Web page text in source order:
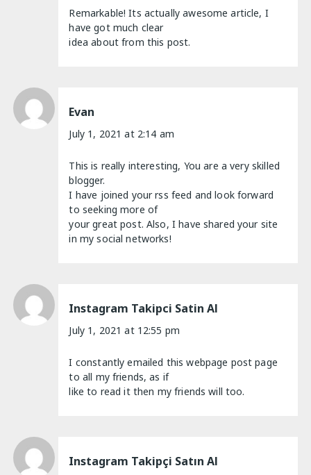
Remarkable! Its actually awesome article, I
have got much clear
idea about from this post.
Evan
July 1, 2021 at 2:14 am
This is really interesting, You are a very skilled
blogger.
I have joined your rss feed and look forward
to seeking more of
your great post. Also, I have shared your site
in my social networks!
Instagram Takipci Satin Al
July 1, 2021 at 12:55 pm
I constantly emailed this webpage post page
to all my friends, as if
like to read it then my friends will too.
Instagram Takipçi Satın Al